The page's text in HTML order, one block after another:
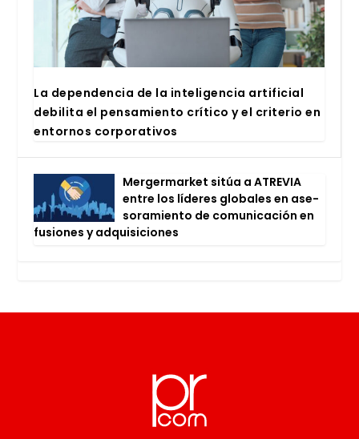
La depen­den­cia de la inte­li­gen­cia arti­fi­cial
debi­li­ta el pen­sa­mien­to crí­ti­co y el cri­te­rio en
entor­nos cor­po­ra­ti­vos
Mer­ger­mar­ket sitúa a ATRE­VIA
entre los líde­res glo­ba­les en ase­
so­ra­mien­to de comu­ni­ca­ción en
fusio­nes y adqui­si­cio­nes